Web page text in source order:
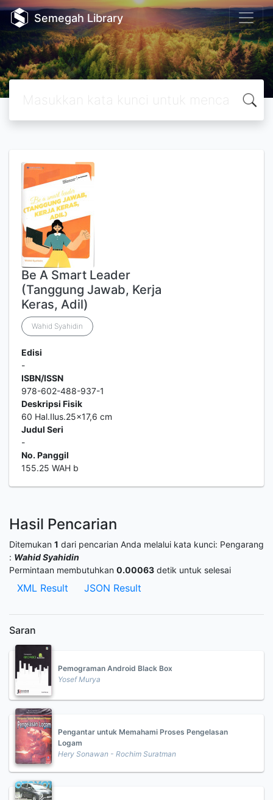
Semegah Library
Be A Smart Leader
(Tanggung Jawab, Kerja
Keras, Adil)
Wahid Syahidin
Edisi
-
ISBN/ISSN
978-602-488-937-1
Deskripsi Fisik
60 Hal.Ilus.25x17,6 cm
Judul Seri
-
No. Panggil
155.25 WAH b
Hasil Pencarian
Ditemukan 1 dari pencarian Anda melalui kata kunci: Pengarang
: Wahid Syahidin
Permintaan membutuhkan 0.00063 detik untuk selesai
XML Result JSON Result
Saran
Pemograman Android Black Box
Yosef Murya
Pengantar untuk Memahami Proses Pengelasan
Logam
Hery Sonawan - Rochim Suratman